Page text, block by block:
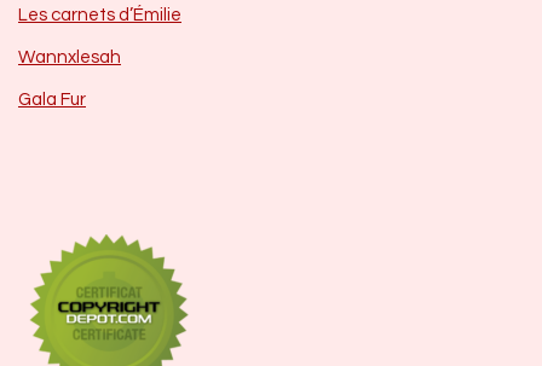
Les carnets d’Émilie
Wannxlesah
Gala Fur